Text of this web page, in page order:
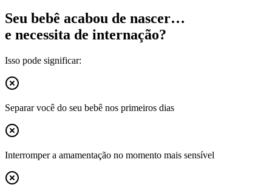
Seu bebê acabou de nascer…
e necessita de internação?
Isso pode significar:
Separar você do seu bebê nos primeiros dias
Interromper a amamentação no momento mais sensível